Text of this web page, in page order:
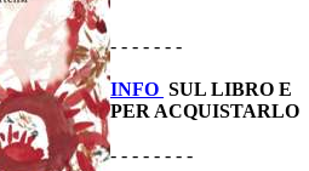
- - - - - - -
INFO SUL LIBRO E
PER ACQUISTARLO
- - - - - - - -